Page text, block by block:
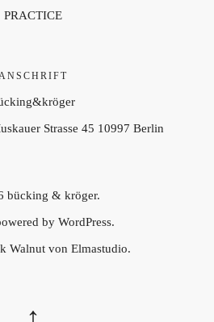
PRACTICE
ANSCHRIFT
Strasse 45 10997 Berlin
bücking & kröger.
by WordPress.
Walnut von Elmastudio.